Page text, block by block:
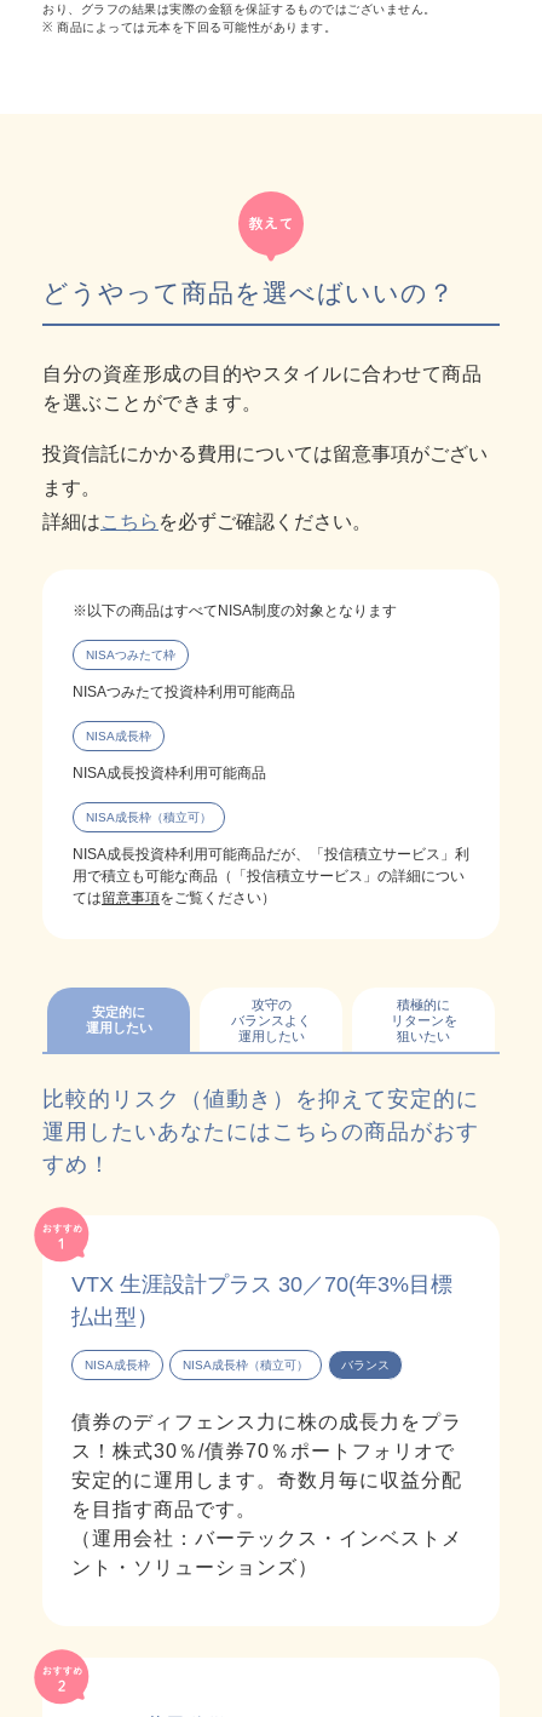
おり、グラフの結果は実際の金額を保証するものではございません。
※ 商品によっては元本を下回る可能性があります。
どうやって商品を選べばいいの？
自分の資産形成の目的やスタイルに合わせて商品
を選ぶことができます。
投資信託にかかる費用については留意事項がござい
ます。
詳細はこちら を必ずご確認ください。
※以下の商品はすべてNISA制度の対象となります
NISAつみたて枠
NISAつみたて投資枠利用可能商品
NISA成長枠
NISA成長投資枠利用可能商品
NISA成長枠（積立可）
NISA成長投資枠利用可能商品だが、「投信積立サービス」利
用で積立も可能な商品 （「投信積立サービス」の詳細につい
ては留意事項をご覧ください）
安定的に
運用したい
攻守の
バランスよく
運用したい
積極的に
リターンを
狙いたい
比較的リスク（値動き）を抑えて安定的に
運用したいあなたにはこちらの商品がおす
すめ！
VTX 生涯設計プラス 30／70(年3%目標
払出型）
NISA成長枠 NISA成長枠（積立可） バランス
債券のディフェンス力に株の成長力をプラ
ス！株式30％/債券70％ポートフォリオで
安定的に運用します。奇数月毎に収益分配
を目指す商品です。
（運用会社：バーテックス・インベストメ
ント・ソリューションズ）